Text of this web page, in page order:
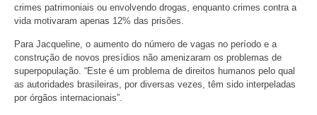
crimes patrimoniais ou envolvendo drogas, enquanto crimes contra a
vida motivaram apenas 12% das prisões.
Para Jacqueline, o aumento do número de vagas no período e a
construção de novos presídios não amenizaram os problemas de
superpopulação. “Este é um problema de direitos humanos pelo qual
as autoridades brasileiras, por diversas vezes, têm sido interpeladas
por órgãos internacionais”.